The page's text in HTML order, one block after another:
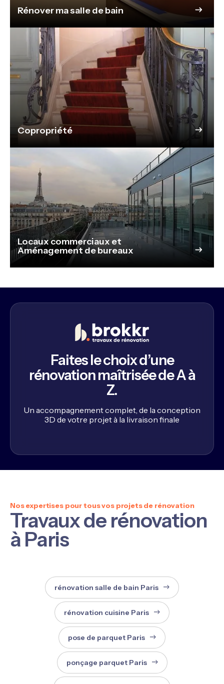
Rénover ma salle de bain
Copropriété
Locaux commerciaux et
Aménagement de bureaux
Faites le choix d’une
rénovation maîtrisée de A à
Z.
Un accompagnement complet, de la conception
3D de votre projet à la livraison finale
Nos expertises pour tous vos projets de rénovation
Travaux de rénovation
à Paris
rénovation salle de bain Paris
rénovation cuisine Paris
pose de parquet Paris
ponçage parquet Paris